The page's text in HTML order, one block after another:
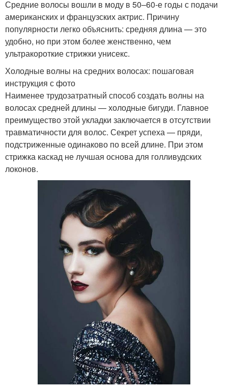
Средние волосы вошли в моду в 50–60-е годы с подачи
американских и французских актрис. Причину
популярности легко объяснить: средняя длина — это
удобно, но при этом более женственно, чем
ультракороткие стрижки унисекс.
Холодные волны на средних волосах: пошаговая
инструкция с фото
Наименее трудозатратный способ создать волны на
волосах средней длины — холодные бигуди. Главное
преимущество этой укладки заключается в отсутствии
травматичности для волос. Секрет успеха — пряди,
подстриженные одинаково по всей длине. При этом
стрижка каскад не лучшая основа для голливудских
локонов.